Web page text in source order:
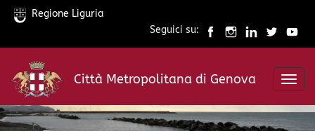
Salta
contenuto
principale
Regione Liguria
Seguici su:
Città Metropolitana di Genova